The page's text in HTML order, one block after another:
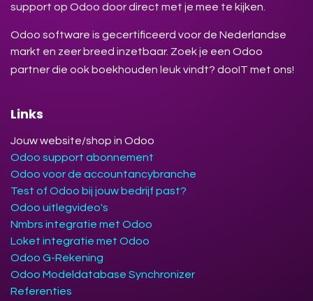
support op Odoo door direct met je mee te kijken.
Odoo software is gecertificeerd voor de Nederlandse
markt en zeer breed inzetbaar. Zoek je een Odoo
partner die ook boekhouden leuk vindt? dooIT met ons!
Links
Jouw website/shop in Odoo
Odoo support abonnement
Odoo voor de accountancybranche
Test of Odoo bij jouw bedrijf past?
Odoo uitlegvideo's
Nmbrs integratie met Odoo
Loket integratie met Odoo
Odoo G-Rekening
Odoo Modeldatabase Synchronizer
Referenties